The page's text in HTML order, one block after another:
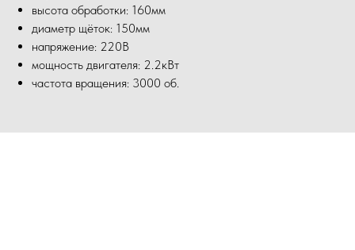
высота обработки: 160мм
диаметр щёток: 150мм
напряжение: 220В
мощность двигателя: 2.2кВт
частота вращения: 3000 об.